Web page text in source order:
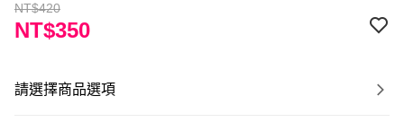
NT$420
NT$350
請選擇商品選項